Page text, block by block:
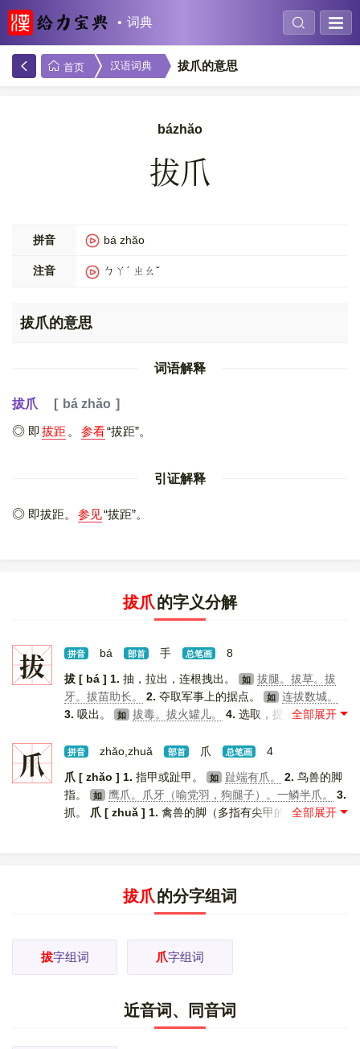
词典
首页 汉语词典 拔爪的意思
bázhăo
拔爪
拼音 bá zhăo
注音 ㄅㄚˊ ㄓㄠˇ
拔爪的意思
词语解释
拔爪
bá zhǎo
即 拔距 。 参看“拔距”。
引证解释
即拔距。 参见“拔距”。
拔爪的字义分解
拔 拼音 bá 部首 手 总笔画
8
拔 [ bá ] 1. 抽，拉出，连根拽出。 如
拔腿。拔草。拔
牙。拔苗助长。
2. 夺取军事上的据点。 如
连拔数城。
3. 吸出。 如 拔毒。拔火罐儿。 4. 选取，提升。 如
提
（山、树、建筑物等高耸在地面上）。拔尖儿。出类拔
里拔一拔。 7. 改变。 如 坚韧不拔。心志不可拔。[更多
解释
爪 拼音 zhǎo,zhuǎ 部首 爪 总笔画
4
爪 [ zhǎo ] 1. 指甲或趾甲。 如 趾端有爪。 2. 鸟兽的脚
指。
如 鹰爪。爪牙（喻党羽，狗腿子）。一鳞半爪。
3.
抓。
爪 [ zhuǎ ] 1. 禽兽的脚（多指有尖甲的）。 如
鸡
拔爪的分字组词
拔字组词 爪字组词
近音词、同音词